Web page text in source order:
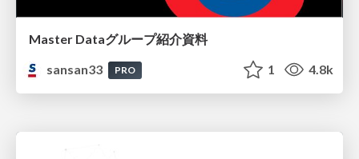
Master Dataグループ紹介資料
sansan33
PRO 1 4.8k